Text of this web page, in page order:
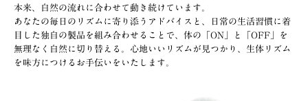
本来、自然の流れに合わせて動き続けています。
あなたの毎日のリズムに寄り添うアドバイスと、日常の生活習慣に着
目した独自の製品を組み合わせることで、体の「ON」と「OFF」を
無理なく自然に切り替える。心地いいリズムが見つかり、生体リズム
を味方につけるお手伝いをいたします。